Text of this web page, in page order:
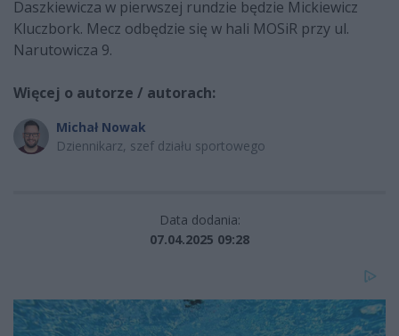
Daszkiewicza w pierwszej rundzie będzie Mickiewicz
Kluczbork. Mecz odbędzie się w hali MOSiR przy ul.
Narutowicza 9.
Więcej o autorze / autorach:
Michał Nowak
Dziennikarz, szef działu sportowego
Data dodania:
07.04.2025 09:28